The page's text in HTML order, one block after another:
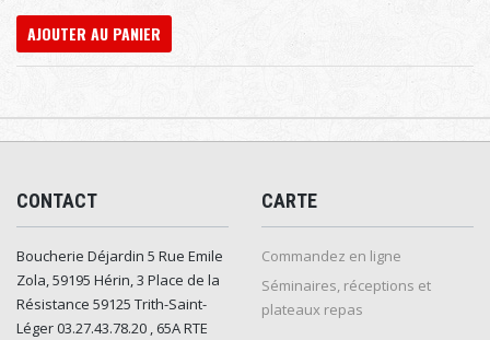
AJOUTER AU PANIER
CONTACT
Boucherie Déjardin 5 Rue Emile
Zola, 59195 Hérin, 3 Place de la
Résistance 59125 Trith-Saint-
Léger 03.27.43.78.20 , 65A RTE
CARTE
Commandez en ligne
Séminaires, réceptions et
plateaux repas